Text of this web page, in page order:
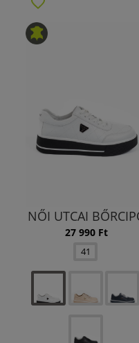
NŐI UTCAI
27 990 Ft
41